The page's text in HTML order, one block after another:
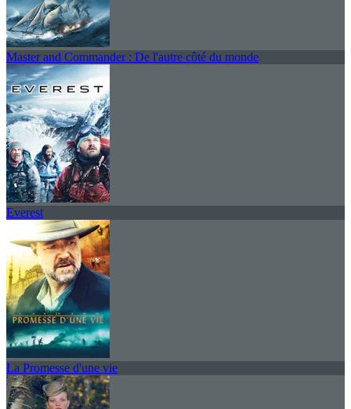
Master and Commander : De l'autre côté du monde
Everest
La Promesse d'une vie